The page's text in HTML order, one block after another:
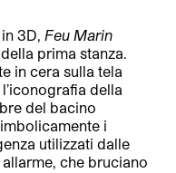
in 3D,Feu Marin
prima stanza.
in cera sulla tela
della
del bacino
i
utilizzati dalle
che bruciano